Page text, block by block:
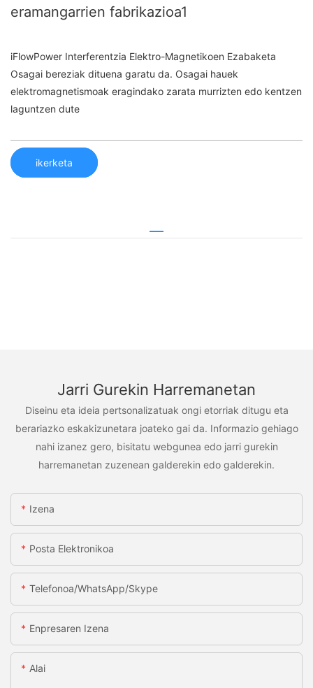
eramangarrien fabrikazioa1
iFlowPower Interferentzia Elektro-Magnetikoen Ezabaketa
Osagai bereziak dituena garatu da. Osagai hauek
elektromagnetismoak eragindako zarata murrizten edo kentzen
laguntzen dute
ikerketa
Jarri Gurekin Harremanetan
Diseinu eta ideia pertsonalizatuak ongi etorriak ditugu eta
berariazko eskakizunetara joateko gai da. Informazio gehiago
nahi izanez gero, bisitatu webgunea edo jarri gurekin
harremanetan zuzenean galderekin edo galderekin.
Izena
Posta Elektronikoa
Telefonoa/WhatsApp/Skype
Enpresaren Izena
Alai